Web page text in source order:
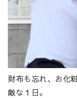
財布も忘れ、お化
敵な１日。